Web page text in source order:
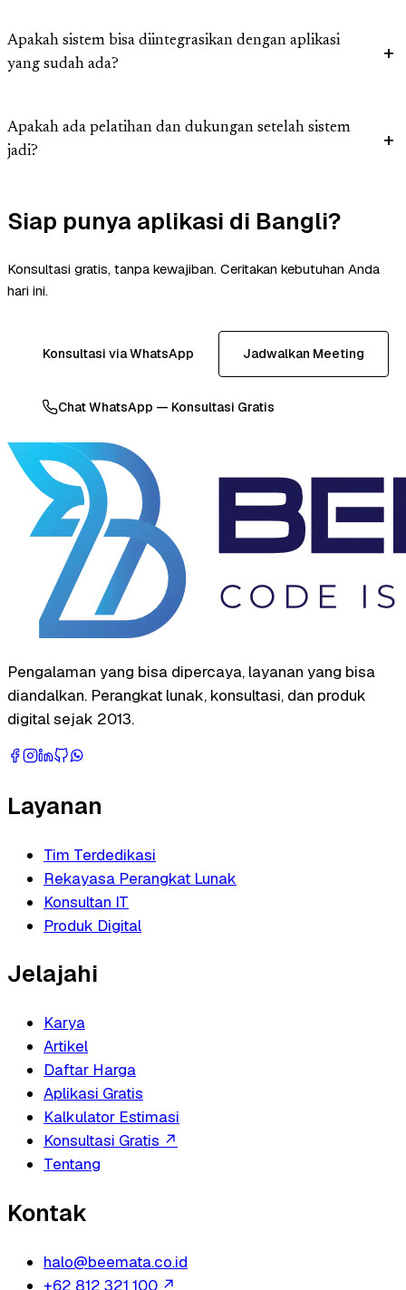
Apakah sistem bisa diintegrasikan dengan aplikasi
yang sudah ada?
Apakah ada pelatihan dan dukungan setelah sistem
jadi?
Siap punya aplikasi di Bangli?
Konsultasi gratis, tanpa kewajiban. Ceritakan kebutuhan Anda
hari ini.
Konsultasi via WhatsApp Jadwalkan Meeting
Chat WhatsApp — Konsultasi Gratis
Pengalaman yang bisa dipercaya, layanan yang bisa
diandalkan. Perangkat lunak, konsultasi, dan produk
digital sejak 2013.
Layanan
Tim Terdedikasi
Rekayasa Perangkat Lunak
Konsultan IT
Produk Digital
Jelajahi
Karya
Artikel
Daftar Harga
Aplikasi Gratis
Kalkulator Estimasi
Konsultasi Gratis ↗
Tentang
Kontak
halo@beemata.co.id
+62 812 321 100 ↗